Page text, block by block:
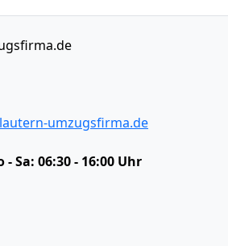
umzugsfirma.de
- Sa: 06:30 - 16:00 Uhr